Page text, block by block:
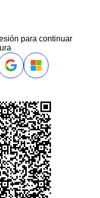
para continuar